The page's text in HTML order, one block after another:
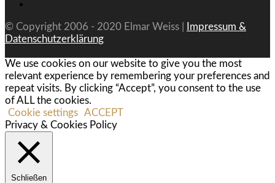
© Copyright 2006 - 2020 Elmar Weiss |
Impressum &
Datenschutzerklärung
We use cookies on our website to give you the most
relevant experience by remembering your preferences and
repeat visits. By clicking “Accept”, you consent to the use
of ALL the cookies.
Cookie settings ACCEPT
Privacy & Cookies Policy
Schließen